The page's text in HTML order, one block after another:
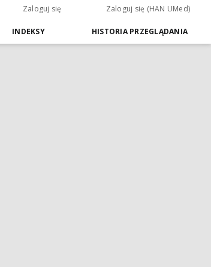
Zaloguj się Zaloguj się (HAN UMed)
INDEKSY HISTORIA PRZEGLĄDANIA